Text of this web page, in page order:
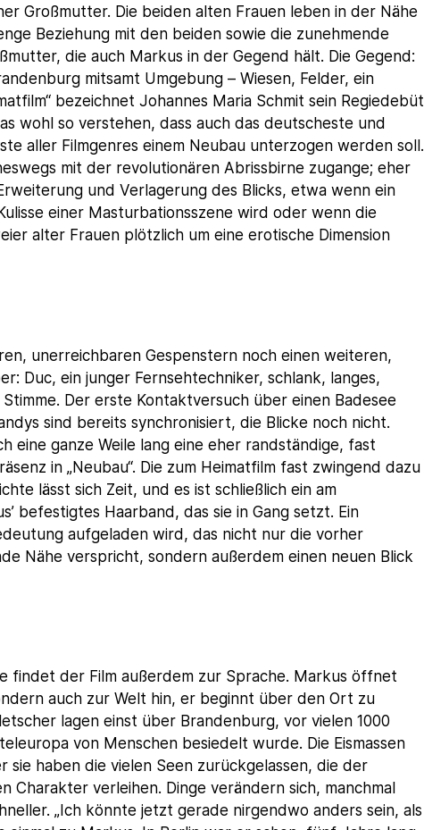
Großmutter. Die beiden alten Frauen leben in der Nähe
Beziehung mit den beiden sowie die zunehmende
die auch Markus in der Gegend hält. Die Gegend:
mitsamt Umgebung – Wiesen, Felder, ein
bezeichnet Johannes Maria Schmit sein Regiedebüt
wohl so verstehen, dass auch das deutscheste und
aller Filmgenres einem Neubau unterzogen werden soll.
mit der revolutionären Abrissbirne zugange; eher
und Verlagerung des Blicks, etwa wenn ein
einer Masturbationsszene wird oder wenn die
alter Frauen plötzlich um eine erotische Dimension
unerreichbaren Gespenstern noch einen weiteren,
Duc, ein junger Fernsehtechniker, schlank, langes,
Der erste Kontaktversuch über einen Badesee
sind bereits synchronisiert, die Blicke noch nicht.
eine ganze Weile lang eine eher randständige, fast
in „Neubau“. Die zum Heimatfilm fast zwingend dazu
lässt sich Zeit, und es ist schließlich ein am
befestigtes Haarband, das sie in Gang setzt. Ein
aufgeladen wird, das nicht nur die vorher
Nähe verspricht, sondern außerdem einen neuen Blick
findet der Film außerdem zur Sprache. Markus öffnet
auch zur Welt hin, er beginnt über den Ort zu
lagen einst über Brandenburg, vor vielen 1000
von Menschen besiedelt wurde. Die Eismassen
sie haben die vielen Seen zurückgelassen, die der
Charakter verleihen. Dinge verändern sich, manchmal
„Ich könnte jetzt gerade nirgendwo anders sein, als